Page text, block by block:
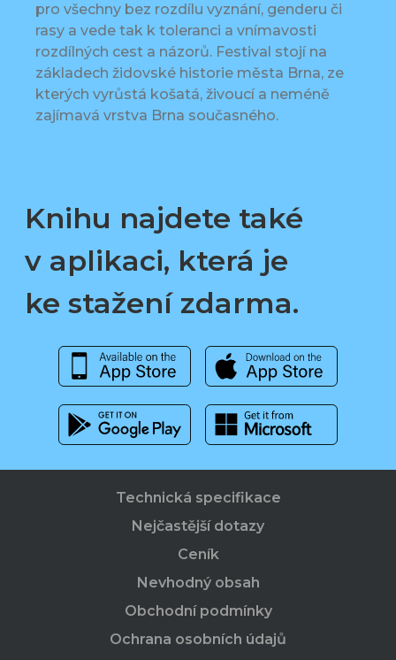
pro všechny bez rozdílu vyznání, genderu či
rasy a vede tak k toleranci a vnímavosti
rozdílných cest a názorů. Festival stojí na
základech židovské historie města Brna, ze
kterých vyrůstá košatá, živoucí a neméně
zajímavá vrstva Brna současného.
Knihu najdete také
v aplikaci, která je
ke stažení zdarma.
Technická specifikace
Nejčastější dotazy
Ceník
Nevhodný obsah
Obchodní podmínky
Ochrana osobních údajů